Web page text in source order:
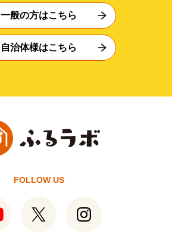
一般の方はこちら
自治体様はこちら
FOLLOW US